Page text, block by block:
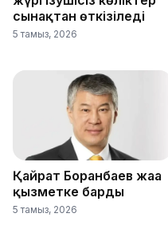
сынақтан өткізіледі
5 тамыз, 2026
Қайрат Боранбаев жаңа
қызметке барды
5 тамыз, 2026